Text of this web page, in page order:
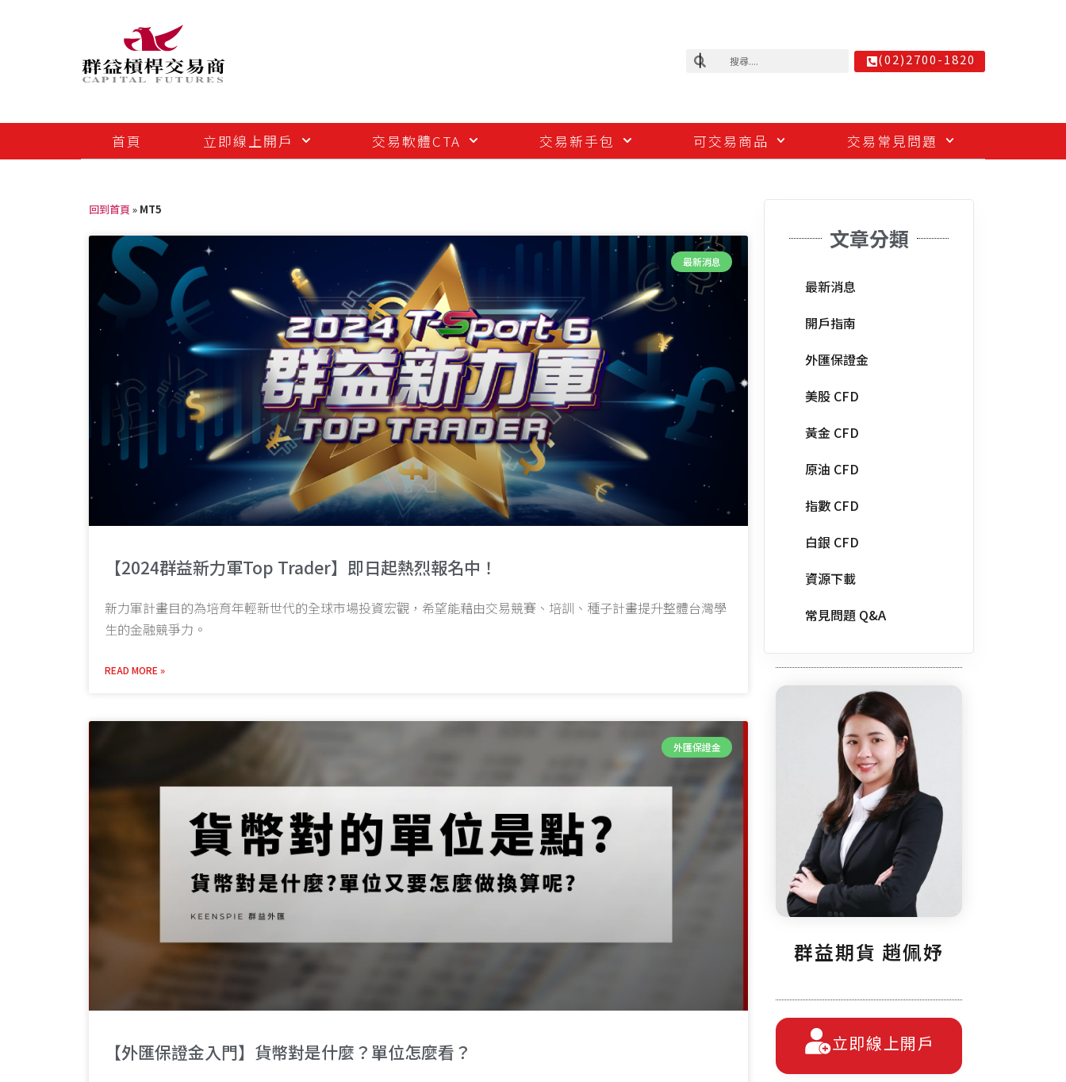
(02)2700-1820
首頁 立即線上開戶 交易軟體CTA 交易新手包 可交易商品 交易常見問題
回到首頁 » MT5
最新消息
【2024群益新力軍Top Trader】即日起熱烈報名中！
新力軍計畫目的為培育年輕新世代的全球市場投資宏觀，希望能藉由交易競賽、培訓、種子計畫提升整體台灣學
生的金融競爭力。
READ MORE »
外匯保證金
【外匯保證金入門】貨幣對是什麼？單位怎麼看？
文章分類
最新消息
開戶指南
外匯保證金
美股 CFD
黃金 CFD
原油 CFD
指數 CFD
白銀 CFD
資源下載
常見問題 Q&A
群益期貨 趙佩妤
立即線上開戶